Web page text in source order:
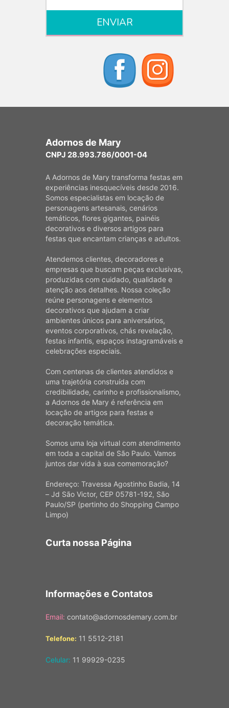
Adornos de Mary
CNPJ 28.993.786/0001-04
A Adornos de Mary transforma festas em
experiências inesquecíveis desde 2016.
Somos especialistas em locação de
personagens artesanais, cenários
temáticos, flores gigantes, painéis
decorativos e diversos artigos para
festas que encantam crianças e adultos.
Atendemos clientes, decoradores e
empresas que buscam peças exclusivas,
produzidas com cuidado, qualidade e
atenção aos detalhes. Nossa coleção
reúne personagens e elementos
decorativos que ajudam a criar
ambientes únicos para aniversários,
eventos corporativos, chás revelação,
festas infantis, espaços instagramáveis e
celebrações especiais.
Com centenas de clientes atendidos e
uma trajetória construída com
credibilidade, carinho e profissionalismo,
a Adornos de Mary é referência em
locação de artigos para festas e
decoração temática.
Somos uma loja virtual com atendimento
em toda a capital de São Paulo. Vamos
juntos dar vida à sua comemoração?
Endereço: Travessa Agostinho Badia, 14
– Jd São Victor, CEP 05781-192, São
Paulo/SP (pertinho do Shopping Campo
Limpo)
Curta nossa Página
Informações e Contatos
Email: contato@adornosdemary.com.br
Telefone: 11 5512-2181
Celular: 11 99929-0235